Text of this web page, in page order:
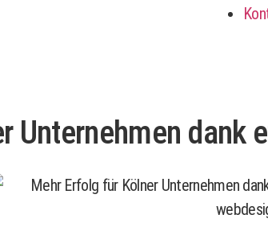
Unternehmen dank